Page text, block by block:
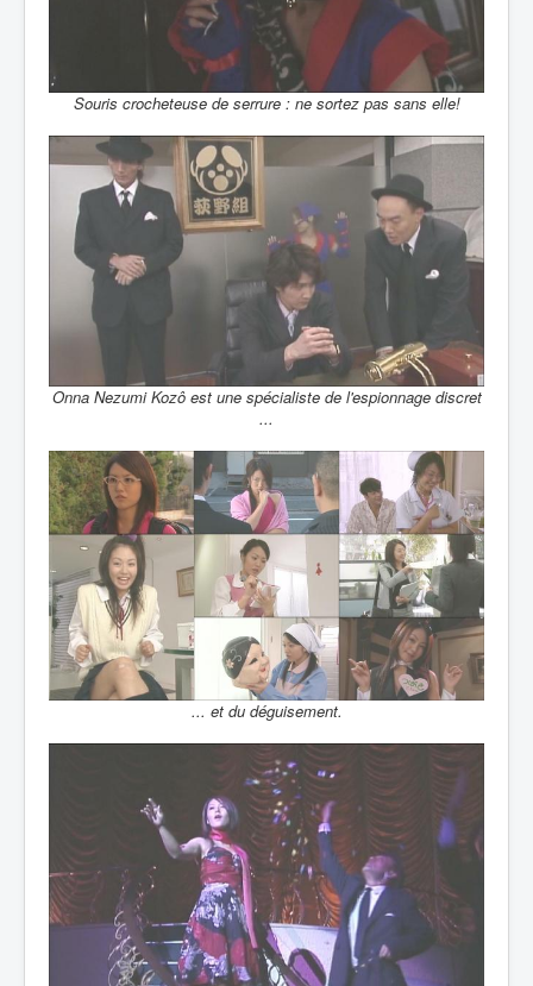
Souris crocheteuse de serrure : ne sortez pas sans elle!
Onna Nezumi Kozô est une spécialiste de l'espionnage discret
...
... et du déguisement.